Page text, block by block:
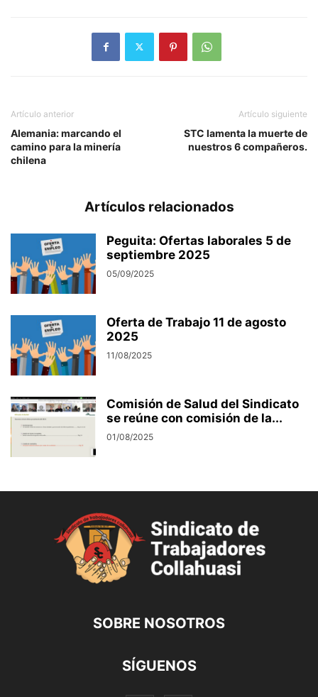
Artículo anterior
Alemania: marcando el
camino para la minería
chilena
Artículo siguiente
STC lamenta la muerte de
nuestros 6 compañeros.
Artículos relacionados
Peguita: Ofertas laborales 5 de
septiembre 2025
05/09/2025
Oferta de Trabajo 11 de agosto
2025
11/08/2025
Comisión de Salud del Sindicato
se reúne con comisión de la...
01/08/2025
SOBRE NOSOTROS
SÍGUENOS